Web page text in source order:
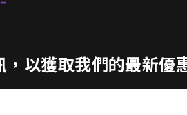
，以獲取我們的最新優